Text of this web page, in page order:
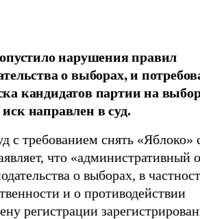
нарушения правил
о выборах, и
кандидатов партии на
направлен в суд.
с требованием снять «Яблоко»
что «административный
о выборах, в
и о противодействии
регистрации